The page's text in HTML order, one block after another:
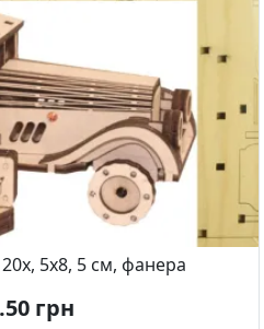
5х8, 5 см, фанера
грн